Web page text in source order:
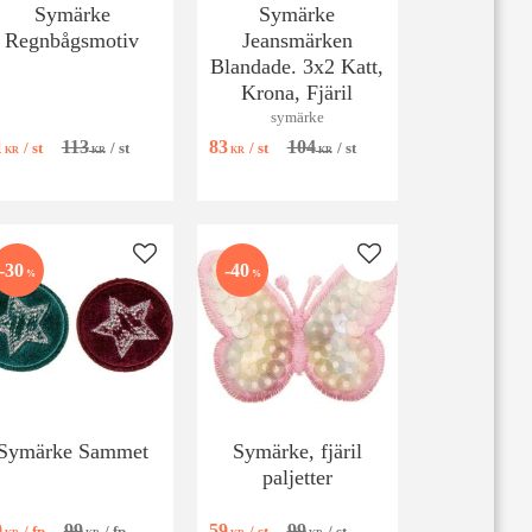
Symärke
Regnbågsmotiv
KR / st 113KR / st
Symärke
Jeansmärken
Blandade. 3x2 Katt,
Krona, Fjäril
symärke
83KR / st 104KR / st
Sammet
30 % Lägg till i favoriter
Symärke, fjäril
paljetter
40 % Lägg till i favoriter